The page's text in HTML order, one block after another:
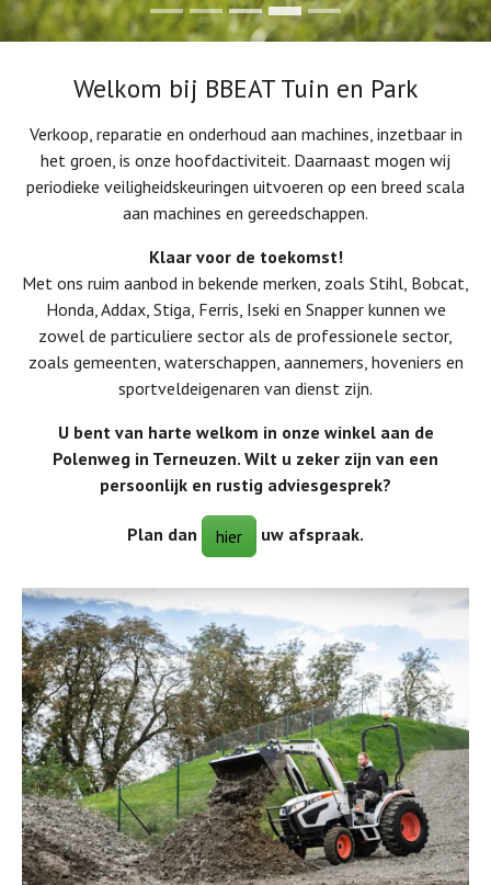
Welkom bij BBEAT Tuin en Park
Verkoop, reparatie en onderhoud aan machines, inzetbaar in
het groen, is onze hoofdactiviteit. Daarnaast mogen wij
periodieke veiligheidskeuringen uitvoeren op een breed scala
aan machines en gereedschappen.
Klaar voor de toekomst!
Met ons ruim aanbod in bekende merken, zoals Stihl, Bobcat,
Honda, Addax, Stiga, Ferris, Iseki en Snapper kunnen we
zowel de particuliere sector als de professionele sector,
zoals gemeenten, waterschappen, aannemers, hoveniers en
sportveldeigenaren van dienst zijn.
U bent van harte welkom in onze winkel aan de
Polenweg in Terneuzen. Wilt u zeker zijn van een
persoonlijk en rustig adviesgesprek?
Plan dan hier uw afspraak.